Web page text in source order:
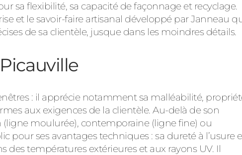
sa flexibilité, sa capacité de façonnage et recyclage.
et le savoir-faire artisanal développé par Janneau
de sa clientèle, jusque dans les moindres détails.
: il apprécie notamment sa malléabilité,
aux exigences de la clientèle. Au-delà de son
moulurée), contemporaine (ligne fine) ou
pour ses avantages techniques : sa dureté à l’usure
des températures extérieures et aux rayons UV. Il